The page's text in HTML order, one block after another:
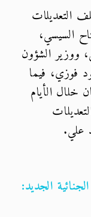
التعديلات
السيسي،
ووزير الشؤون
فوزي، فيما
خلال الأيام
علي.
الجديد: